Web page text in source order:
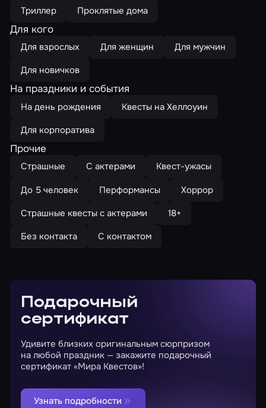
Триллер Проклятые дома
Для кого
Для взрослых Для женщин
Для мужчин
Для новичков
На праздники и события
На день рождения
Квесты на Хеллоуин
Для корпоратива
Прочие
Страшные С актерами
Квест-ужасы
До 5 человек
Перформансы
Хоррор
Страшные квесты с актерами
18+
Без контакта
С контактом
Подарочный
сертификат
Удивите близких оригинальным сюрпризом
на любой праздник — закажите подарочный
сертификат «Мира Квестов»!
Узнать подробности